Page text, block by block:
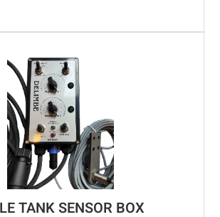
TANK SENSOR BOX